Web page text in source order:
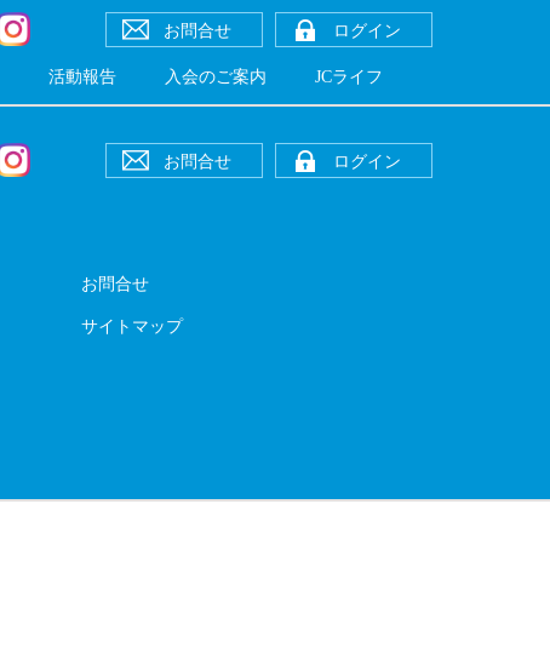
お問合せ ログイン
活動報告 入会のご案内 JCライフ
お問合せ ログイン
お問合せ
サイトマップ